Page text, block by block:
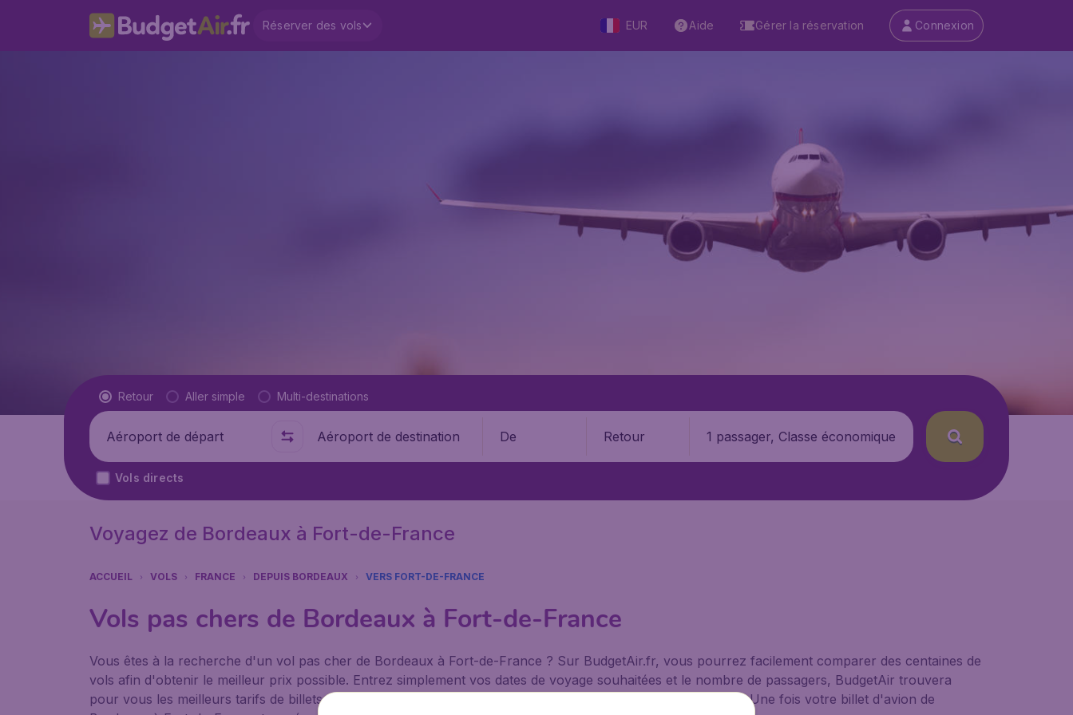
Réserver des vols EUR Aide Gérer la réservation Connexion
Type de vol
Retour Aller simple Multi-destinations
Départ de Où De Retour 1 passager, Classe économique
Vols directs
Voyagez de Bordeaux à Fort-de-France
ACCUEIL VOLS FRANCE DEPUIS BORDEAUX VERS FORT-DE-FRANCE
Vols pas chers de Bordeaux à Fort-de-France
Vous êtes à la recherche d'un vol pas cher de Bordeaux à Fort-de-France ? Sur BudgetAir.fr, vous pourrez facilement comparer des centaines de
vols afin d'obtenir le meilleur prix possible. Entrez simplement vos dates de voyage souhaitées et le nombre de passagers, BudgetAir trouvera
pour vous les meilleurs tarifs de billets d'avion possibles, en comparant les offres de compagnies aériennes. Une fois votre billet d'avion de